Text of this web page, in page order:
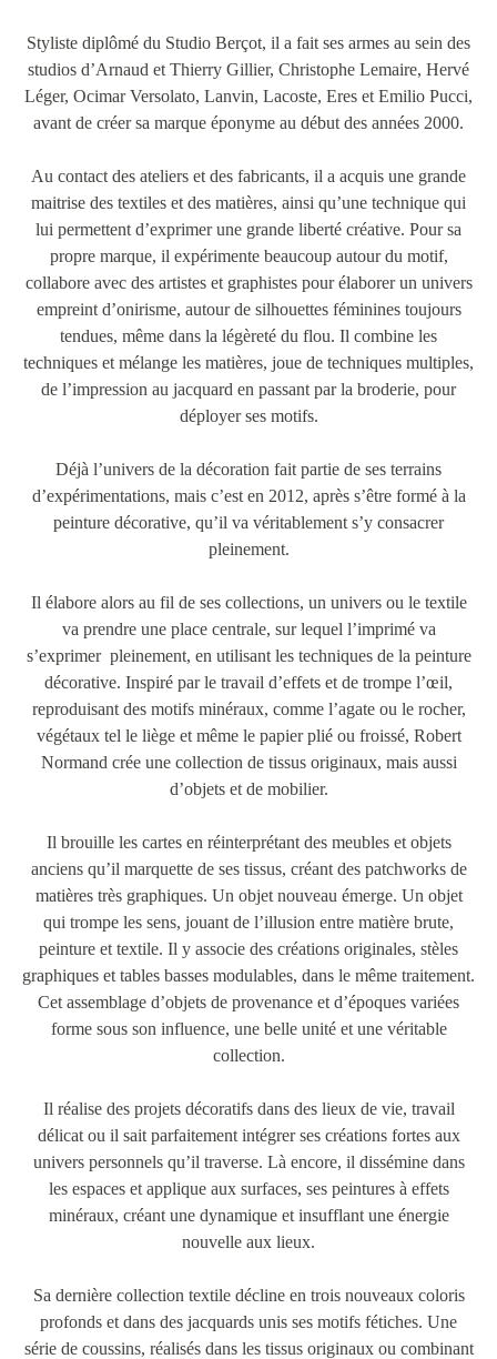
Styliste diplômé du Studio Berçot, il a fait ses armes au sein des
studios d’Arnaud et Thierry Gillier, Christophe Lemaire, Hervé
Léger, Ocimar Versolato, Lanvin, Lacoste, Eres et Emilio Pucci,
avant de créer sa marque éponyme au début des années 2000.
Au contact des ateliers et des fabricants, il a acquis une grande
maitrise des textiles et des matières, ainsi qu’une technique qui
lui permettent d’exprimer une grande liberté créative. Pour sa
propre marque, il expérimente beaucoup autour du motif,
collabore avec des artistes et graphistes pour élaborer un univers
empreint d’onirisme, autour de silhouettes féminines toujours
tendues, même dans la légèreté du flou. Il combine les
techniques et mélange les matières, joue de techniques multiples,
de l’impression au jacquard en passant par la broderie, pour
déployer ses motifs.
Déjà l’univers de la décoration fait partie de ses terrains
d’expérimentations, mais c’est en 2012, après s’être formé à la
peinture décorative, qu’il va véritablement s’y consacrer
pleinement.
Il élabore alors au fil de ses collections, un univers ou le textile
va prendre une place centrale, sur lequel l’imprimé va
s’exprimer pleinement, en utilisant les techniques de la peinture
décorative. Inspiré par le travail d’effets et de trompe l’œil,
reproduisant des motifs minéraux, comme l’agate ou le rocher,
végétaux tel le liège et même le papier plié ou froissé, Robert
Normand crée une collection de tissus originaux, mais aussi
d’objets et de mobilier.
Il brouille les cartes en réinterprétant des meubles et objets
anciens qu’il marquette de ses tissus, créant des patchworks de
matières très graphiques. Un objet nouveau émerge. Un objet
qui trompe les sens, jouant de l’illusion entre matière brute,
peinture et textile. Il y associe des créations originales, stèles
graphiques et tables basses modulables, dans le même traitement.
Cet assemblage d’objets de provenance et d’époques variées
forme sous son influence, une belle unité et une véritable
collection.
Il réalise des projets décoratifs dans des lieux de vie, travail
délicat ou il sait parfaitement intégrer ses créations fortes aux
univers personnels qu’il traverse. Là encore, il dissémine dans
les espaces et applique aux surfaces, ses peintures à effets
minéraux, créant une dynamique et insufflant une énergie
nouvelle aux lieux.
Sa dernière collection textile décline en trois nouveaux coloris
profonds et dans des jacquards unis ses motifs fétiches. Une
série de coussins, réalisés dans les tissus originaux ou combinant